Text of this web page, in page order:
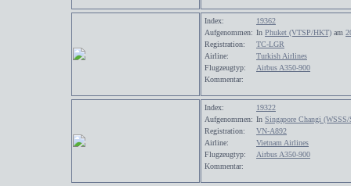
Index:
19362
Aufgenommen: In Phuket (VTSP/HKT) am
Registration:
TC-LGR
Airline:
Turkish Airlines
Flugzeugtyp:
Airbus A350-900
Kommentar:
Index:
19322
Aufgenommen: In Singapore Changi
Registration:
VN-A892
Airline:
Vietnam Airlines
Flugzeugtyp:
Airbus A350-900
Kommentar: